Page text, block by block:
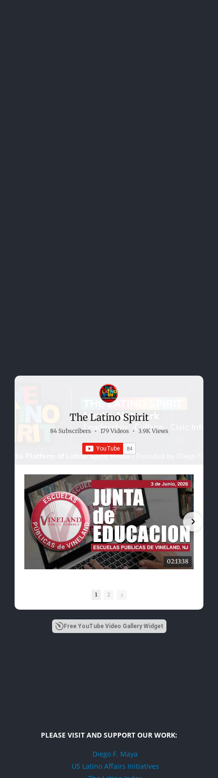
The Latino Spirit
84 Subscribers • 179 Videos • 3.9K Views
02:13:38
1 2
Free YouTube Video Gallery Widget
PLEASE VISIT AND SUPPORT OUR WORK:
Diego F. Maya
US Latino Affairs Initiatives